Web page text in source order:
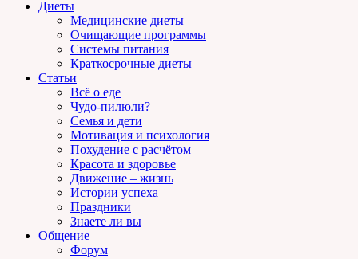
Диеты
Медицинские диеты
Очищающие программы
Системы питания
Краткосрочные диеты
Статьи
Всё о еде
Чудо-пилюли?
Семья и дети
Мотивация и психология
Похудение с расчётом
Красота и здоровье
Движение – жизнь
Истории успеха
Праздники
Знаете ли вы
Общение
Форум